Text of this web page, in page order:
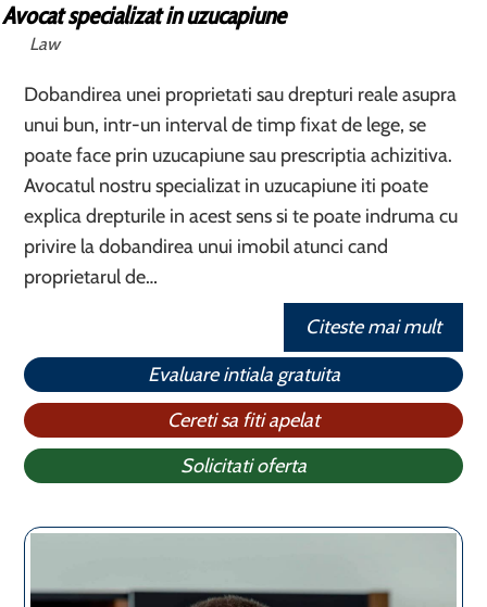
Avocat specializat in uzucapiune
Law
Dobandirea unei proprietati sau drepturi reale asupra
unui bun, intr-un interval de timp fixat de lege, se
poate face prin uzucapiune sau prescriptia achizitiva.
Avocatul nostru specializat in uzucapiune iti poate
explica drepturile in acest sens si te poate indruma cu
privire la dobandirea unui imobil atunci cand
proprietarul de…
Citeste mai mult
Evaluare intiala gratuita
Cereti sa fiti apelat
Solicitati oferta